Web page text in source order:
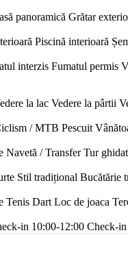
panoramică Grătar
Piscină interioară
interzis Fumatul permis
la lac Vedere la pârtii
/ MTB Pescuit
Navetă / Transfer Tur
Stil tradițional Bucătărie
Tenis Dart Loc de joaca
in 10:00-12:00 Check-